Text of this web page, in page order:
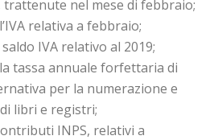
trattenute nel mese di febbraio;
relativa a febbraio;
IVA relativo al 2019;
tassa annuale forfettaria di
per la numerazione e
libri e registri;
INPS, relativi a